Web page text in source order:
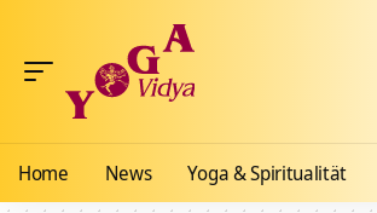
Home News Yoga & Spiritualität